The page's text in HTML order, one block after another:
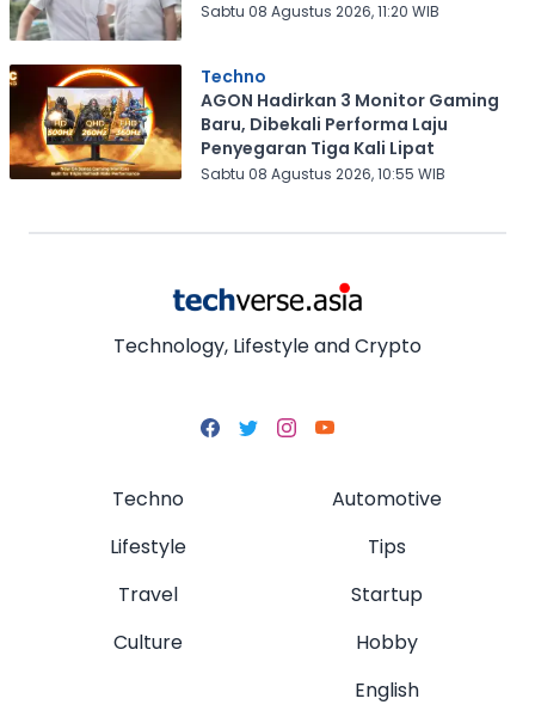
Sabtu 08 Agustus 2026, 11:20 WIB
Techno
AGON Hadirkan 3 Monitor Gaming
Baru, Dibekali Performa Laju
Penyegaran Tiga Kali Lipat
Sabtu 08 Agustus 2026, 10:55 WIB
Technology, Lifestyle and Crypto
Techno
Lifestyle
Travel
Culture
Automotive
Tips
Startup
Hobby
English